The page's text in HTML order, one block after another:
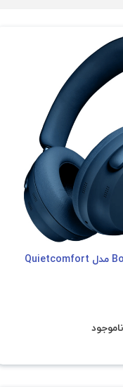
هدفون بلوتوثی Bose مدل Quietcomfort
ناموجود